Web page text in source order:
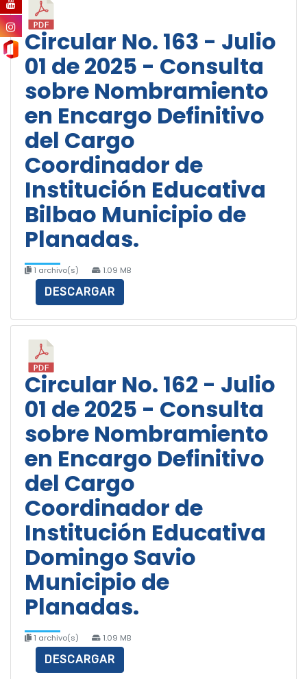
Circular No. 163 - Julio
01 de 2025 - Consulta
sobre Nombramiento
en Encargo Definitivo
del Cargo
Coordinador de
Institución Educativa
Bilbao Municipio de
Planadas.
1 archivo(s) 1.09 MB
DESCARGAR
Circular No. 162 - Julio
01 de 2025 - Consulta
sobre Nombramiento
en Encargo Definitivo
del Cargo
Coordinador de
Institución Educativa
Domingo Savio
Municipio de
Planadas.
1 archivo(s) 1.09 MB
DESCARGAR